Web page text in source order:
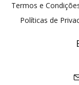
Termos e
Políticas de